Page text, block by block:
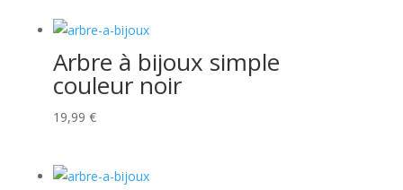
Arbre à bijoux simple
couleur noir
19,99 €